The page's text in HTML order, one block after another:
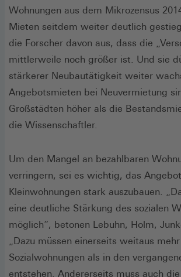
Wohnungen aus dem Mikrozensus
Mieten seitdem weiter deutlich
die Forscher davon aus, dass die
mittlerweile noch größer ist. Und sie
stärkerer Neubautätigkeit weiter
Angebotsmieten bei Neuvermietung
Großstädten höher als die
die Wissenschaftler.
Um den Mangel an bezahlbaren
verringern, sei es wichtig, das
Kleinwohnungen stark auszubauen.
eine deutliche Stärkung des sozialen
möglich“, betonen Lebuhn, Holm,
„Dazu müssen einerseits weitaus mehr
Sozialwohnungen als in den
entstehen. Andererseits muss auch die